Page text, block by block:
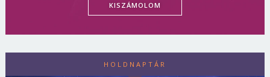
KISZÁMOLOM
HOLDNAPTÁR